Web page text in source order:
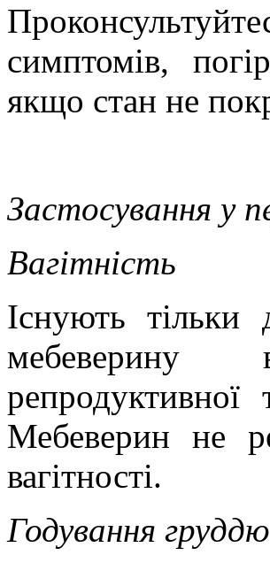
симптомів,
якщо стан не
Застосування у
Вагітність
Існують тільки
мебеверину
Мебеверин не
вагітності.
Годування груддю